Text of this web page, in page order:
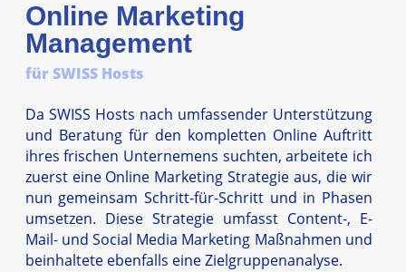
Online Marketing
Management
für SWISS Hosts
Da SWISS Hosts nach umfassender Unterstützung
und Beratung für den kompletten Online Auftritt
ihres frischen Unternemens suchten, arbeitete ich
zuerst eine Online Marketing Strategie aus, die wir
nun gemeinsam Schritt-für-Schritt und in Phasen
umsetzen. Diese Strategie umfasst Content-, E-
Mail- und Social Media Marketing Maßnahmen und
beinhaltete ebenfalls eine Zielgruppenanalyse.